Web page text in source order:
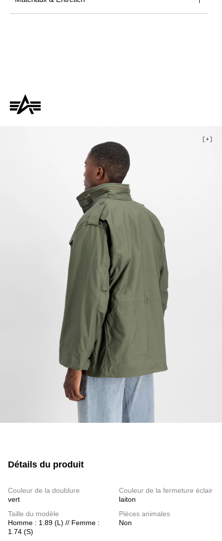
Détails du produit
Couleur de la doublure
vert
Couleur de la fermeture éclair
laiton
Taille du modèle
Homme : 1.89 (L) // Femme :
1.74 (S)
Pièces animales
Non